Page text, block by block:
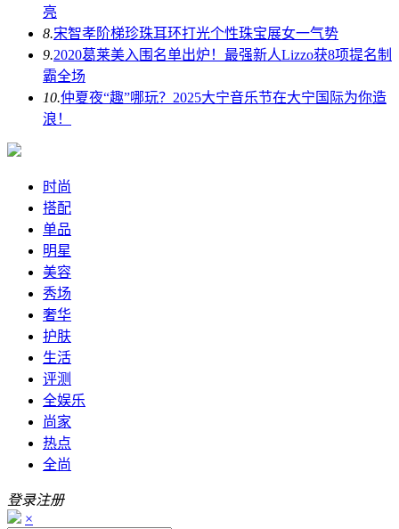
亮
8.宋智孝阶梯珍珠耳环打光个性珠宝展女一气势
9.2020葛莱美入围名单出炉！最强新人Lizzo获8项提名制
霸全场
10.仲夏夜“趣”哪玩？2025大宁音乐节在大宁国际为你造
浪！
时尚
搭配
单品
明星
美容
秀场
奢华
护肤
生活
评测
全娱乐
尚家
热点
全尚
登录注册
×